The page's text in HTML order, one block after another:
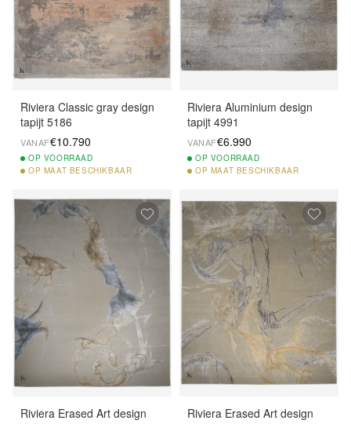
Riviera Classic gray design
tapijt 5186
VANAF€10.790
OP VOORRAAD
OP MAAT BESCHIKBAAR
Riviera Aluminium design
tapijt 4991
VANAF€6.990
OP VOORRAAD
OP MAAT BESCHIKBAAR
Riviera Erased Art design
Riviera Erased Art design